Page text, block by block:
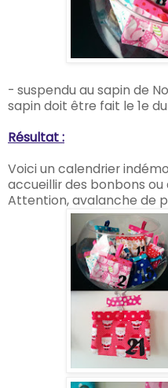
- suspendu au sapin de
sapin doit être fait le 1e
Résultat :
Voici un calendrier
accueillir des bonbons ou
Attention, avalanche de